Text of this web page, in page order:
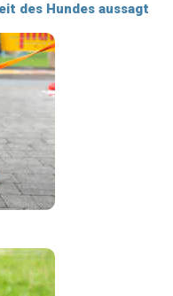
des Hundes aussagt